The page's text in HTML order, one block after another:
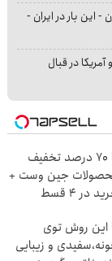
- این بار در ایران -
در قبال
تا 70 درصد تخفیف
جین وست +
در 4 قسط
این روش توی
و زیبایی